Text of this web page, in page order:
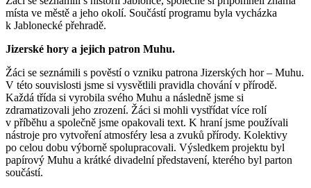
místa ve městě a jeho okolí. Součástí programu byla vycházka
k Jablonecké přehradě.
Jizerské hory a jejich patron Muhu.
Žáci se seznámili s pověstí o vzniku patrona Jizerských hor – Muhu.
V této souvislosti jsme si vysvětlili pravidla chování v přírodě.
Každá třída si vyrobila svého Muhu a následně jsme si
zdramatizovali jeho zrození. Žáci si mohli vystřídat více rolí
v příběhu a společně jsme opakovali text. K hraní jsme používali
nástroje pro vytvoření atmosféry lesa a zvuků přírody. Kolektivy
po celou dobu výborně spolupracovali. Výsledkem projektu byl
papírový Muhu a krátké divadelní představení, kterého byl parton
součástí.